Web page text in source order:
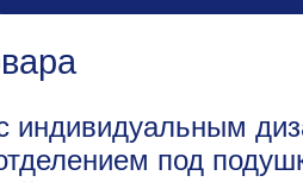
индивидуальным
под